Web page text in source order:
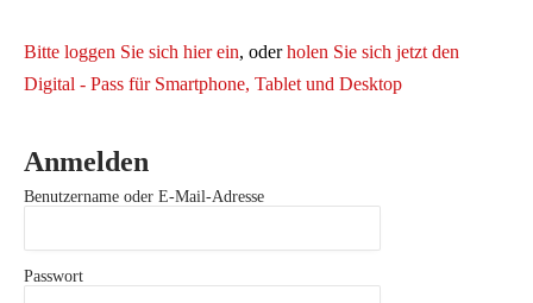
Bitte loggen Sie sich hier ein, oderholen Sie sich jetzt den
Digital - Pass für Smartphone, Tablet und Desktop
Anmelden
Benutzername oder E-Mail-Adresse
Passwort